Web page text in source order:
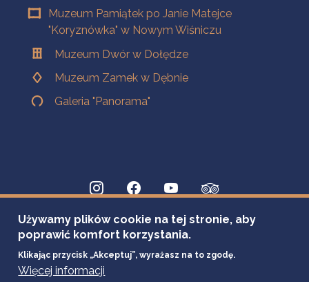
Muzeum Pamiątek po Janie Matejce
"Koryznówka" w Nowym Wiśniczu
Muzeum Dwór w Dołędze
Muzeum Zamek w Dębnie
Galeria "Panorama"
Używamy plików cookie na tej stronie, aby
poprawić komfort korzystania.
Klikając przycisk „Akceptuj”, wyrażasz na to zgodę.
Więcej informacji